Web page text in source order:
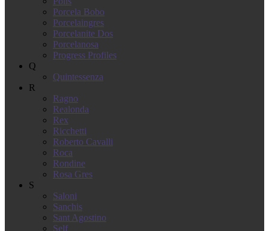
Porcela Bobo
Porcelaingres
Porcelanite Dos
Porcelanosa
Progress Profiles
Q
Quintessenza
R
Ragno
Realonda
Rex
Ricchetti
Roberto Cavalli
Roca
Rondine
Rosa Gres
S
Saloni
Sanchis
Sant Agostino
Self